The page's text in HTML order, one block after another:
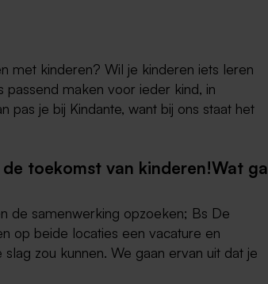
met kinderen? Wil je kinderen iets leren
maken voor ieder kind, in
je bij Kindante, want bij ons staat het
toekomst van kinderen!Wat ga
de samenwerking opzoeken; Bs De
op beide locaties een vacature en
zou kunnen. We gaan ervan uit dat je